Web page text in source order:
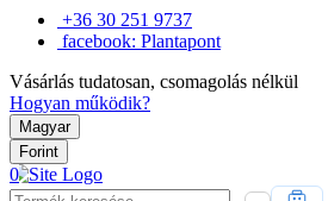
+36 30 251 9737
facebook: Plantapont
Vásárlás tudatosan, csomagolás nélkül
Hogyan működik?
Magyar
Forint
0